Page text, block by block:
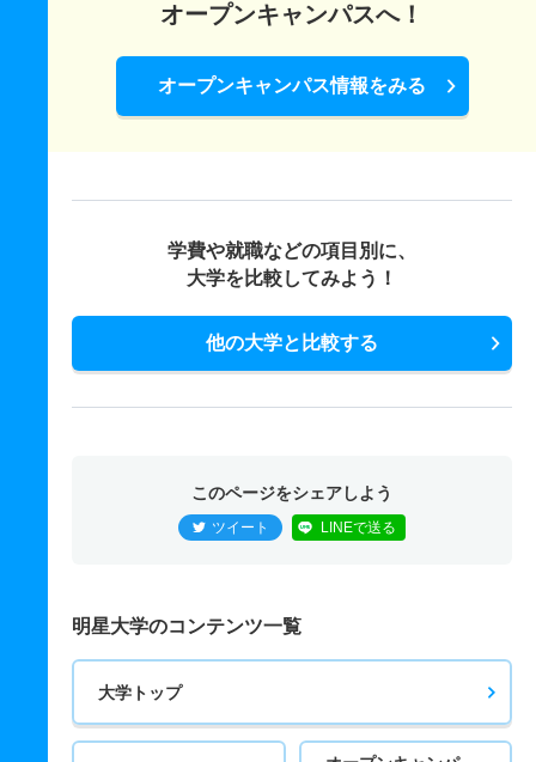
オープンキャンパスへ！
オープンキャンパス情報をみる
学費や就職などの項目別に、
大学を比較してみよう！
他の大学と比較する
このページをシェアしよう
ツイート LINEで送る
明星大学のコンテンツ一覧
大学トップ